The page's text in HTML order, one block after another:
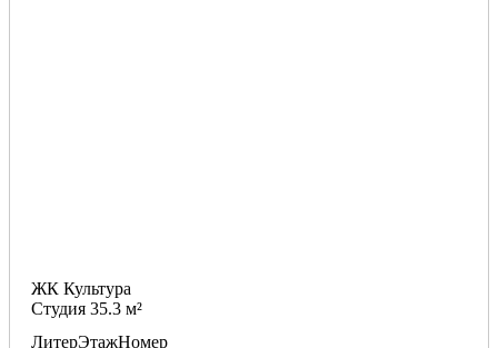
ЖК Культура
Студия 35.3 м²
ЛитерЭтажНомер